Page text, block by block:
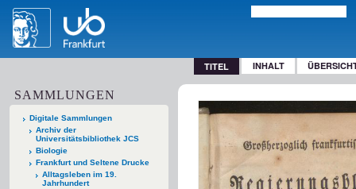
TITEL INHALT
SAMMLUNGEN
Digitale Sammlungen
Archiv der
Universitätsbibliothek JCS
Biologie
Frankfurt und Seltene Drucke
Alltagsleben im 19.
Jahrhundert